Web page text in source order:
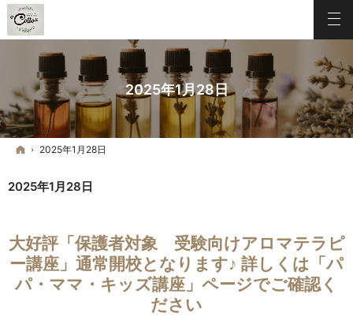
2025年1月28日
ホーム
2025年1月28日
2025年1月28日
大好評「保護者対象 受験向けアロマテラピ
ー講座」通常開校となります♪ 詳しくは「パ
パ・ママ・キッズ講座」ページでご確認く
ださい